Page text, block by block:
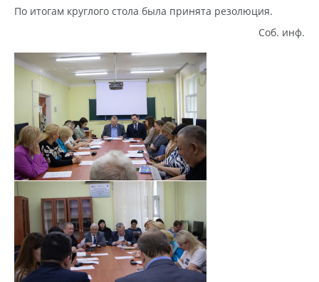
По итогам круглого стола была принята резолюция.
Соб. инф.